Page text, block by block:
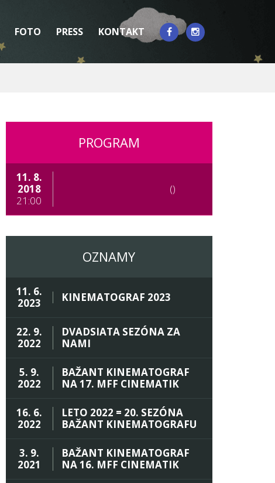
FOTO PRESS KONTAKT
PROGRAM
11. 8.
2018
21:00
()
OZNAMY
11. 6.
2023
KINEMATOGRAF 2023
22. 9.
2022
DVADSIATA SEZÓNA ZA
NAMI
5. 9.
2022
BAŽANT KINEMATOGRAF
NA 17. MFF CINEMATIK
16. 6.
2022
LETO 2022 = 20. SEZÓNA
BAŽANT KINEMATOGRAFU
3. 9.
2021
BAŽANT KINEMATOGRAF
NA 16. MFF CINEMATIK